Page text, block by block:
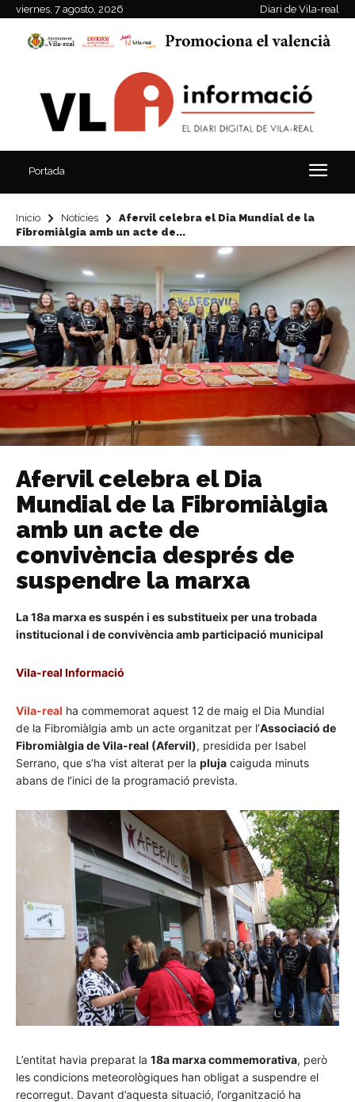
viernes, 7 agosto, 2026 Diari de Vila-real
Portada
Inicio Notícies
Afervil celebra el Dia Mundial de la
Fibromiàlgia amb un acte de...
Afervil celebra el Dia
Mundial de la Fibromiàlgia
amb un acte de
convivència després de
suspendre la marxa
La 18a marxa es suspén i es substitueix per una trobada
institucional i de convivència amb participació municipal
Vila-real Informació
Vila-real ha commemorat aquest 12 de maig el Dia Mundial
de la Fibromiàlgia amb un acte organitzat per l’Associació de
Fibromiàlgia de Vila-real (Afervil), presidida per Isabel
Serrano, que s’ha vist alterat per la pluja caiguda minuts
abans de l’inici de la programació prevista.
L’entitat havia preparat la 18a marxa commemorativa, però
les condicions meteorològiques han obligat a suspendre el
recorregut. Davant d’aquesta situació, l’organització ha